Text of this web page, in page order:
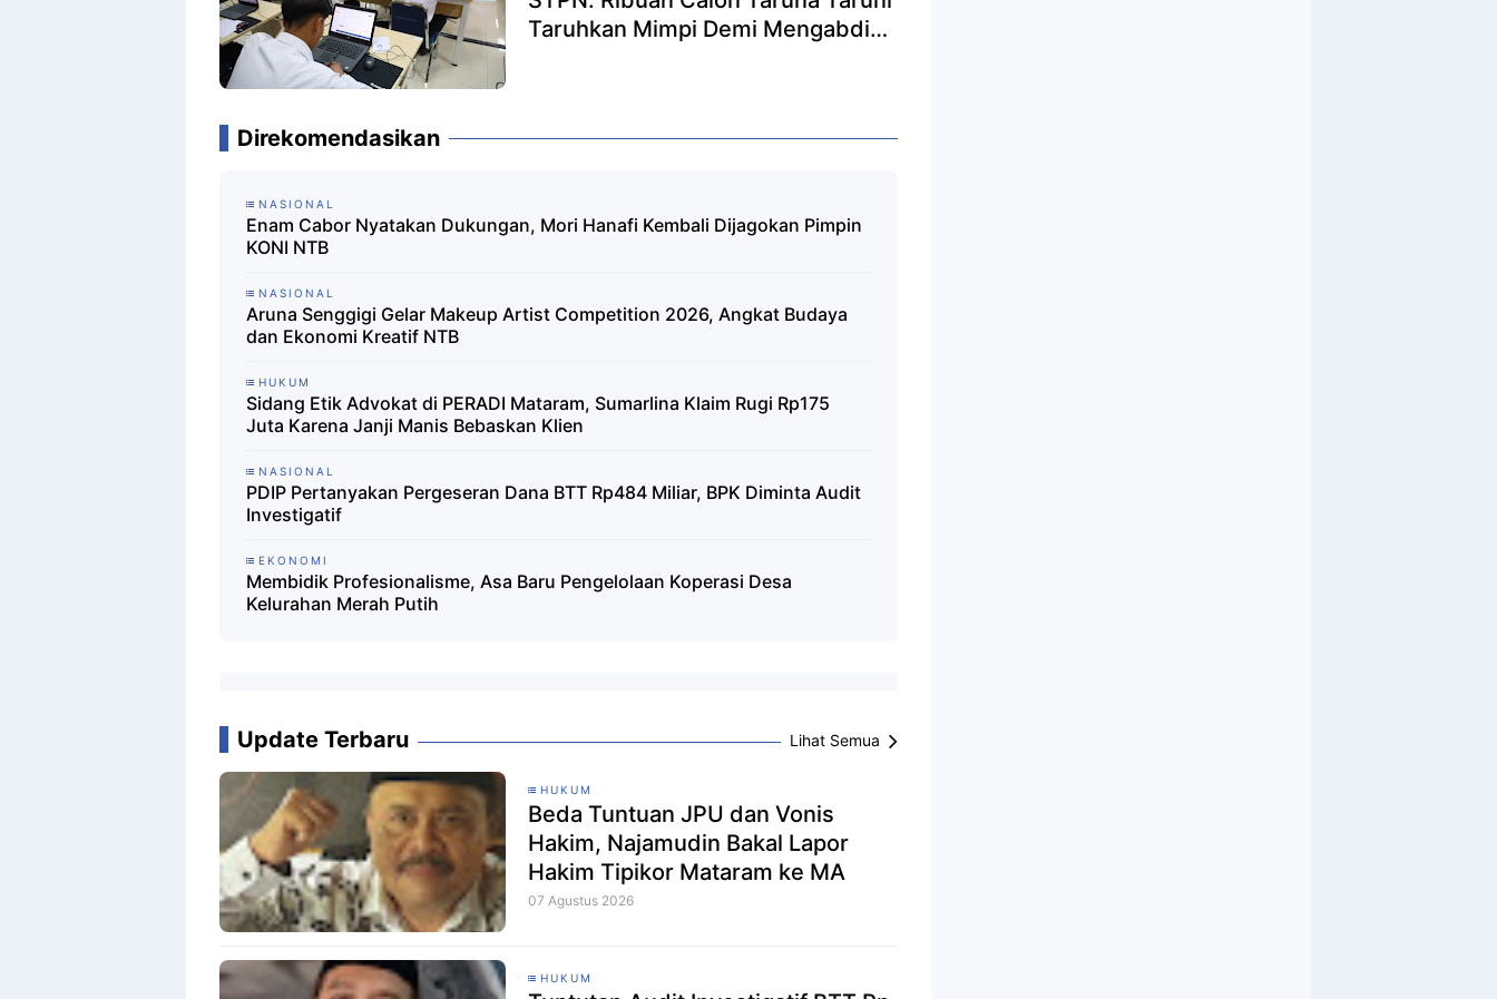
Taruhkan Mimpi Demi Mengabdi
Direkomendasikan
NASIONAL
Enam Cabor Nyatakan Dukungan, Mori Hanafi Kembali Dijagokan Pimpin
KONI NTB
NASIONAL
Aruna Senggigi Gelar Makeup Artist Competition 2026, Angkat Budaya
dan Ekonomi Kreatif NTB
HUKUM
Sidang Etik Advokat di PERADI Mataram, Sumarlina Klaim Rugi Rp175
Juta Karena Janji Manis Bebaskan Klien ‎
NASIONAL
PDIP Pertanyakan Pergeseran Dana BTT Rp484 Miliar, BPK Diminta Audit
Investigatif ‎
EKONOMI
Membidik Profesionalisme, Asa Baru Pengelolaan Koperasi Desa
Kelurahan Merah Putih
Update Terbaru Lihat Semua
HUKUM
Beda Tuntuan JPU dan Vonis
Hakim, Najamudin Bakal Lapor
Hakim Tipikor Mataram ke MA
07 Agustus 2026
HUKUM